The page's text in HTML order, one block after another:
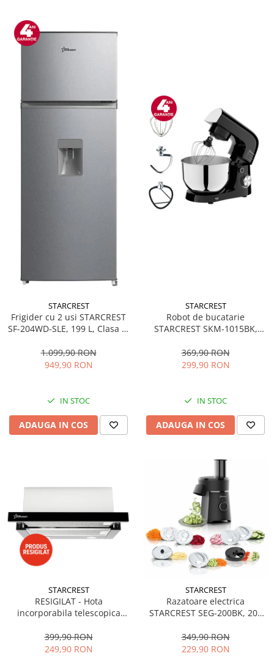
STARCREST
Frigider cu 2 usi STARCREST
SF-204WD-SLE, 199 L, Clasa E,
Termostat Ajustabil, Usi
reversibile, H 143 cm, Argintiu
1.099,90 RON
949,90 RON
IN STOC
ADAUGA IN COS
STARCREST
Robot de bucatarie
STARCREST SKM-1015BK,
Accesorii, 10 Viteze + Pulse,
Negru
369,90 RON
299,90 RON
IN STOC
ADAUGA IN COS
STARCREST
RESIGILAT - Hota
incorporabila telescopica
Putere de absorbtie 550 m3/h,
1 Motor, 2 Trepte putere, 60
399,90 RON
249,90 RON
STARCREST
Razatoare electrica
STARCREST SEG-200BK, 200
349,90 RON
229,90 RON